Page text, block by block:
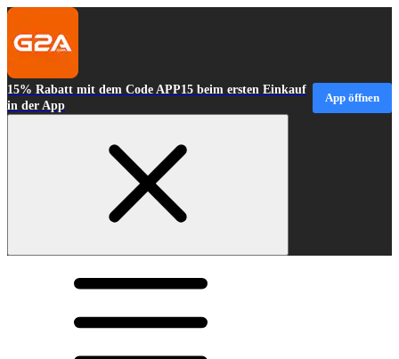
15% Rabatt mit dem Code APP15 beim ersten Einkauf
in der App
App öffnen